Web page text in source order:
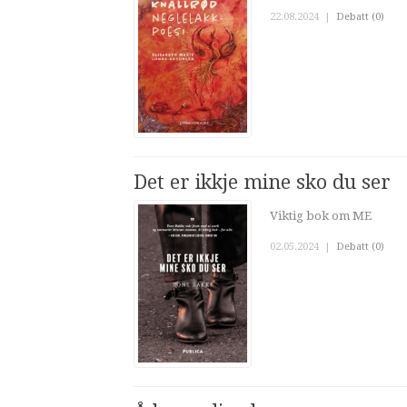
22.08.2024 Debatt (0)
Det er ikkje mine sko du ser
Viktig bok om ME
02.05.2024 | Debatt (0)